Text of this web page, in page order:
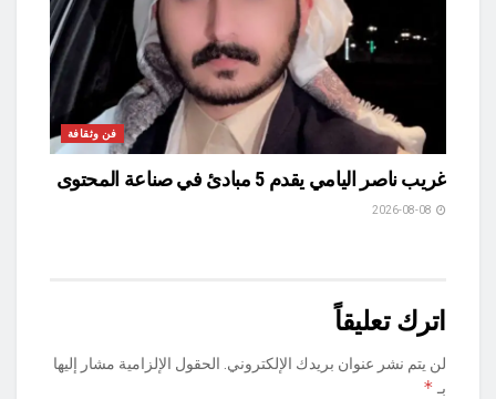
فن وثقافة
غريب ناصر اليامي يقدم 5 مبادئ في صناعة المحتوى
اترك تعليقاً
لن يتم نشر عنوان بريدك الإلكتروني. الحقول الإلزامية مشار إليها
بـ *